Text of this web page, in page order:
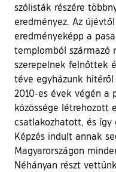
szólisták részére
eredményez. Az
eredményeképp a
templomból származó
szerepelnek felnőttek
téve egyházunk
2010-es évek végén a
közössége létrehozott
csatlakozhatott, és
Képzés indult annak
Magyarországon
Néhányan részt